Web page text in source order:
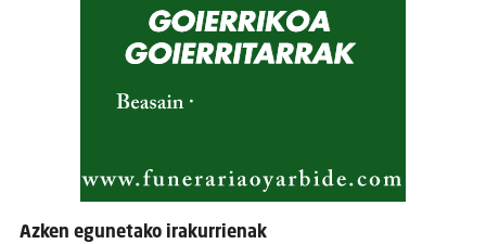
Azken egunetako irakurrienak